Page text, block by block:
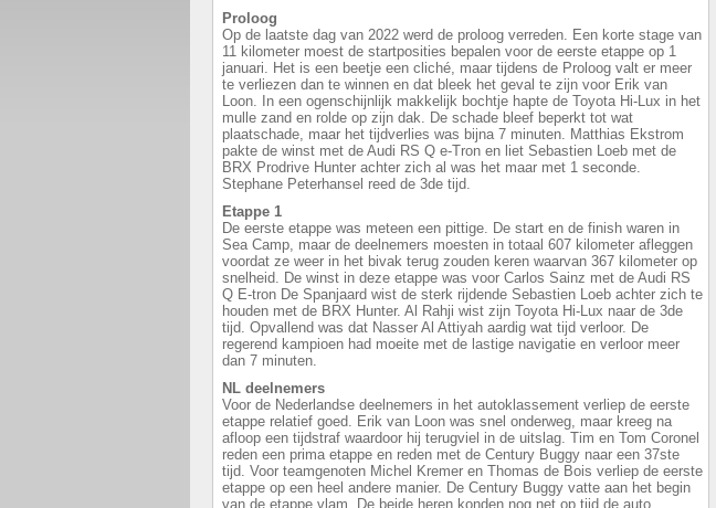
Proloog
Op de laatste dag van 2022 werd de proloog verreden. Een korte stage van
11 kilometer moest de startposities bepalen voor de eerste etappe op 1
januari. Het is een beetje een cliché, maar tijdens de Proloog valt er meer
te verliezen dan te winnen en dat bleek het geval te zijn voor Erik van
Loon. In een ogenschijnlijk makkelijk bochtje hapte de Toyota Hi-Lux in het
mulle zand en rolde op zijn dak. De schade bleef beperkt tot wat
plaatschade, maar het tijdverlies was bijna 7 minuten. Matthias Ekstrom
pakte de winst met de Audi RS Q e-Tron en liet Sebastien Loeb met de
BRX Prodrive Hunter achter zich al was het maar met 1 seconde.
Stephane Peterhansel reed de 3de tijd.
Etappe 1
De eerste etappe was meteen een pittige. De start en de finish waren in
Sea Camp, maar de deelnemers moesten in totaal 607 kilometer afleggen
voordat ze weer in het bivak terug zouden keren waarvan 367 kilometer op
snelheid. De winst in deze etappe was voor Carlos Sainz met de Audi RS
Q E-tron De Spanjaard wist de sterk rijdende Sebastien Loeb achter zich te
houden met de BRX Hunter. Al Rahji wist zijn Toyota Hi-Lux naar de 3de
tijd. Opvallend was dat Nasser Al Attiyah aardig wat tijd verloor. De
regerend kampioen had moeite met de lastige navigatie en verloor meer
dan 7 minuten.
NL deelnemers
Voor de Nederlandse deelnemers in het autoklassement verliep de eerste
etappe relatief goed. Erik van Loon was snel onderweg, maar kreeg na
afloop een tijdstraf waardoor hij terugviel in de uitslag. Tim en Tom Coronel
reden een prima etappe en reden met de Century Buggy naar een 37ste
tijd. Voor teamgenoten Michel Kremer en Thomas de Bois verliep de eerste
etappe op een heel andere manier. De Century Buggy vatte aan het begin
van de etappe vlam. De beide heren konden nog net op tijd de auto